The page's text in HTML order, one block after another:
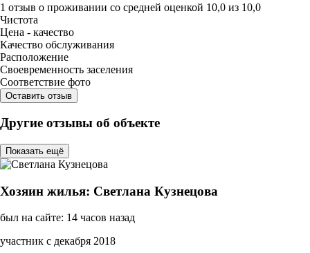
1 отзыв о проживании со средней оценкой 10,0 из 10,0
Чистота
Цена - качество
Качество обслуживания
Расположение
Своевременность заселения
Соответствие фото
Оставить отзыв
Другие отзывы об объекте
Показать ещё
Хозяин жилья: Светлана Кузнецова
был на сайте: 14 часов назад
участник с декабря 2018